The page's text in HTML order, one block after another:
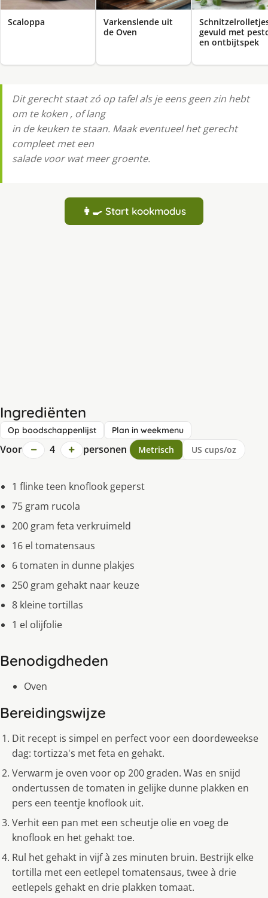
Scaloppa
Varkenslende uit
de Oven
gevuld met
en ontbijtspek
Dit gerecht staat zó op tafel als je eens geen zin hebt
om te koken , of lang
in de keuken te staan. Maak eventueel het gerecht
compleet met een
salade voor wat meer groente.
👩‍🍳 Start kookmodus
Ingrediënten
Op boodschappenlijst Plan in weekmenu
Voor − 4 + personen Metrisch US cups/oz
1 flinke teen knoflook geperst
75 gram rucola
200 gram feta verkruimeld
16 el tomatensaus
6 tomaten in dunne plakjes
250 gram gehakt naar keuze
8 kleine tortillas
1 el olijfolie
Benodigdheden
Oven
Bereidingswijze
Dit recept is simpel en perfect voor een doordeweekse
dag: tortizza's met feta en gehakt.
Verwarm je oven voor op 200 graden. Was en snĳd
ondertussen de tomaten in gelĳke dunne plakken en
pers een teentje knoflook uit.
Verhit een pan met een scheutje olie en voeg de
knoflook en het gehakt toe.
Rul het gehakt in vĳf à zes minuten bruin. Bestrĳk elke
tortilla met een eetlepel tomatensaus, twee à drie
eetlepels gehakt en drie plakken tomaat.